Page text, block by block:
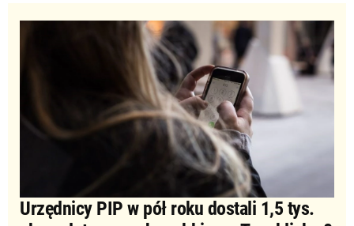
Urzędnicy PIP w pół roku dostali 1,5 tys.